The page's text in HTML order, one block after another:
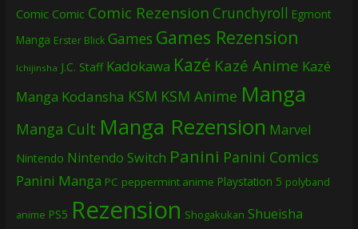
Comic Comic Comic Rezension Crunchyroll Egmont
Manga Erster Blick Games Games Rezension
Ichijinsha J.C. Staff Kadokawa Kazé Kazé Anime Kazé
Manga Kodansha KSM KSM Anime Manga
Manga Cult Manga Rezension Marvel
Nintendo Nintendo Switch Panini Panini Comics
Panini Manga PC peppermint anime Playstation 5 polyband
anime PS5 Rezension Shogakukan Shueisha